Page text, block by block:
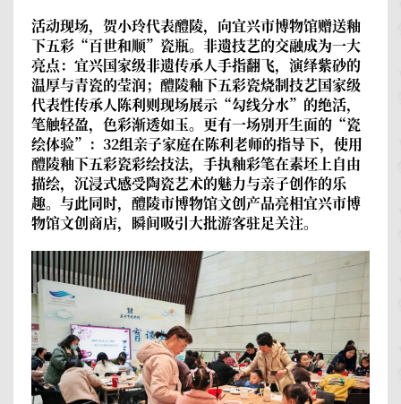
活动现场，贺小玲代表醴陵，向宜兴市博物馆赠送釉
下五彩“百世和顺”瓷瓶。非遗技艺的交融成为一大
亮点：宜兴国家级非遗传承人手指翻飞，演绎紫砂的
温厚与青瓷的莹润；醴陵釉下五彩瓷烧制技艺国家级
代表性传承人陈利则现场展示“勾线分水”的绝活，
笔触轻盈，色彩渐透如玉。更有一场别开生面的“瓷
绘体验”：32组亲子家庭在陈利老师的指导下，使用
醴陵釉下五彩瓷彩绘技法，手执釉彩笔在素坯上自由
描绘，沉浸式感受陶瓷艺术的魅力与亲子创作的乐
趣。与此同时，醴陵市博物馆文创产品亮相宜兴市博
物馆文创商店，瞬间吸引大批游客驻足关注。